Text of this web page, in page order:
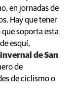
en jornadas de
Hay que tener
soporta esta
esquí,
de San
de
de ciclismo o